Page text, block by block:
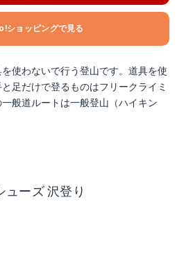
ショッピングで見る
使わないで行う登山です。道具を使
足だけで登るものはフリークライミ
般道ルートは一般登山（ハイキン
ューズ 沢登り